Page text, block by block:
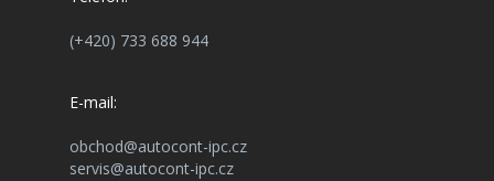
(+420) 733 688 944
E-mail:
obchod@autocont-ipc.cz
servis@autocont-ipc.cz